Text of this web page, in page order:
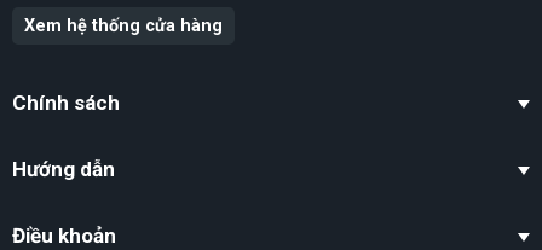
Xem hệ thống cửa hàng
Chính sách
Hướng dẫn
Điều khoản